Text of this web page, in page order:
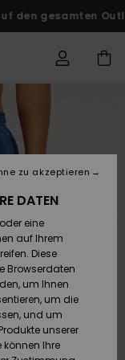
gesamten Outlet-
DATEN
eine
auf Ihrem
Diese
Browserdaten
um Ihnen
um die
und um
unserer
können Ihre
zu akzeptieren